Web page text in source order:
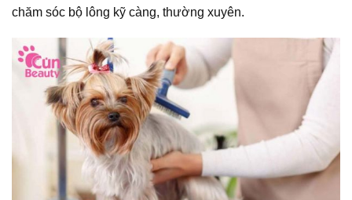
chăm sóc bộ lông kỹ càng, thường xuyên.